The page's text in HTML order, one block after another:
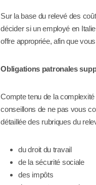
Sur la base du relevé des
décider si un employé en
offre appropriée, afin que
Obligations patronales
Compte tenu de la
conseillons de ne pas vous
détaillée des rubriques du
du droit du travail
de la sécurité sociale
des impôts